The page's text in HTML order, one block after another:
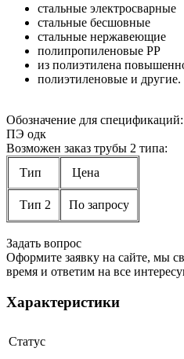
стальные электросварные
стальные бесшовные
стальные нержавеющие
полипропиленовые PP
из полиэтилена
полиэтиленовые и другие.
Обозначение для
ПЭ одк
Возможен заказ трубы 2 типа:
Тип
Цена
Тип 2 По запросу
Задать вопрос
Оформите заявку на сайте, мы
время и ответим на все
Характеристики
Статус